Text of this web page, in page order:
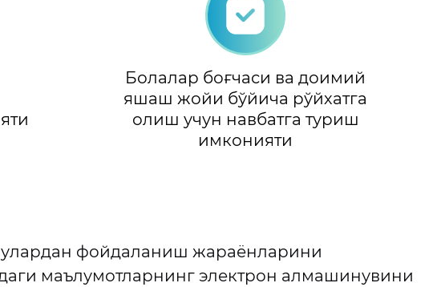
Болалар боғчаси ва доимий
яшаш жойи бўйича рўйхатга
олиш учун навбатга туриш
имконияти
улардан фойдаланиш жараёнларини
маълумотларнинг электрон алмашинувини